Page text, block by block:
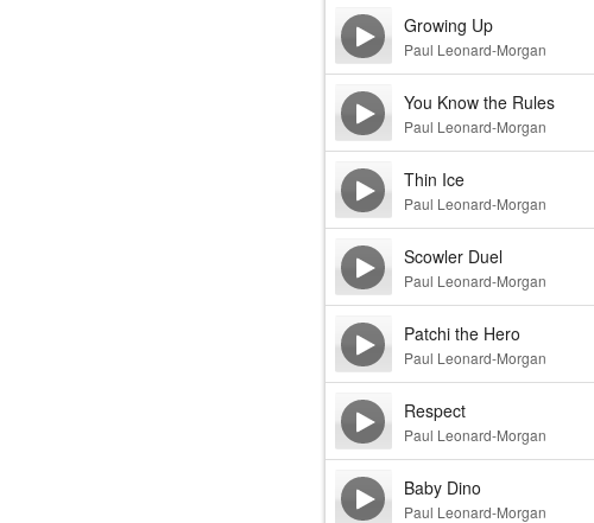
Growing Up
Paul Leonard-Morgan
You Know the Rules
Paul Leonard-Morgan
Thin Ice
Paul Leonard-Morgan
Scowler Duel
Paul Leonard-Morgan
Patchi the Hero
Paul Leonard-Morgan
Respect
Paul Leonard-Morgan
Baby Dino
Paul Leonard-Morgan